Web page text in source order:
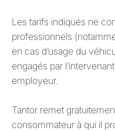
Les tarifs indiqués ne
professionnels
en cas d’usage du
engagés par
employeur.
Tantor remet
consommateur à qui il